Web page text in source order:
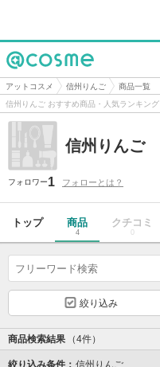
@cosme
アットコスメ 信州りんご
商品一覧
信州りんご おすすめ商品・人気ランキング
信州りんご
フォロワー1 フォローとは？
トップ 商品
4
クチコミ
0
絞り込み
商品検索結果 （4件）
絞り込み条件： 信州りんご